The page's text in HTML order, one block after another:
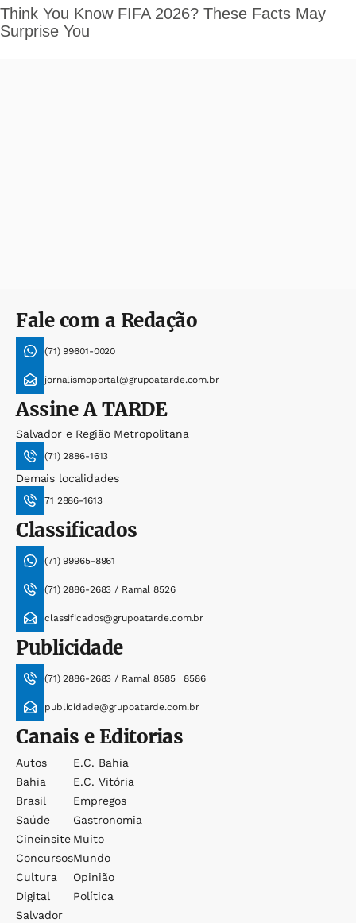
Fale com a Redação
(71) 99601-0020
jornalismoportal@grupoatarde.com.br
AssineA TARDE
Salvador e Região Metropolitana
(71) 2886-1613
Demais localidades
71 2886-1613
Classificados
(71) 99965-8961
(71) 2886-2683 / Ramal 8526
classificados@grupoatarde.com.br
Publicidade
(71) 2886-2683 / Ramal 8585 | 8586
publicidade@grupoatarde.com.br
Canais e Editorias
Autos
Bahia
Brasil
Saúde
Cineinsite
Concursos
Cultura
Digital
Salvador
E.c. Bahia
E.c. Vitória
Empregos
Gastronomia
Muito
Mundo
Opinião
Política